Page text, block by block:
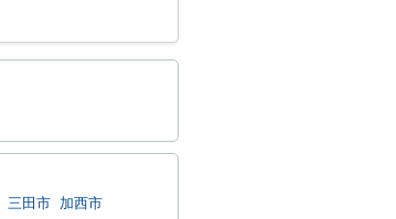
三田市
加西市